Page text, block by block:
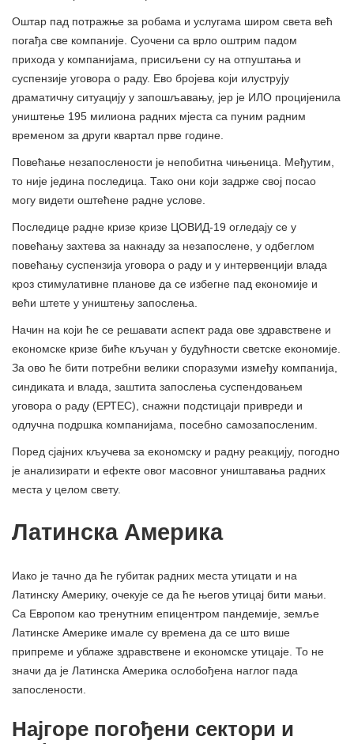
Оштар пад потражње за робама и услугама широм света већ
погађа све компаније. Суочени са врло оштрим падом
прихода у компанијама, присиљени су на отпуштања и
суспензије уговора о раду. Ево бројева који илуструју
драматичну ситуацију у запошљавању, јер је ИЛО процијенила
уништење 195 милиона радних мјеста са пуним радним
временом за други квартал прве године.
Повећање незапослености је непобитна чињеница. Међутим,
то није једина последица. Тако они који задрже свој посао
могу видети оштећене радне услове.
Последице радне кризе кризе ЦОВИД-19 огледају се у
повећању захтева за накнаду за незапослене, у одбеглом
повећању суспензија уговора о раду и у интервенцији влада
кроз стимулативне планове да се избегне пад економије и
већи штете у уништењу запослења.
Начин на који ће се решавати аспект рада ове здравствене и
економске кризе биће кључан у будућности светске економије.
За ово ће бити потребни велики споразуми између компанија,
синдиката и влада, заштита запослења суспендовањем
уговора о раду (ЕРТЕС), снажни подстицаји привреди и
одлучна подршка компанијама, посебно самозапосленим.
Поред сјајних кључева за економску и радну реакцију, погодно
је анализирати и ефекте овог масовног уништавања радних
места у целом свету.
Латинска Америка
Иако је тачно да ће губитак радних места утицати и на
Латинску Америку, очекује се да ће његов утицај бити мањи.
Са Европом као тренутним епицентром пандемије, земље
Латинске Америке имале су времена да се што више
припреме и ублаже здравствене и економске утицаје. То не
значи да је Латинска Америка ослобођена наглог пада
запослености.
Најгоре погођени сектори и